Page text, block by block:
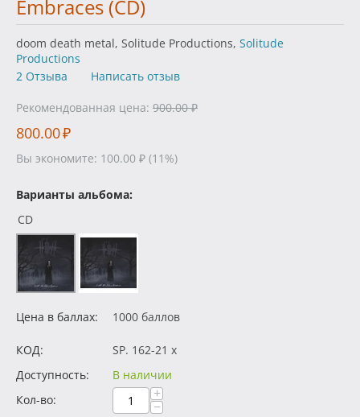
Embraces (CD)
doom death metal, Solitude Productions, Solitude
Productions
2 Отзыва
Написать отзыв
Рекомендованная цена: 900.00 ₽
800.00₽
Вы экономите: 100.00 ₽ (11 %)
Варианты альбома:
CD
Цена в баллах: 1000 баллов
КОД:
SP. 162-21 x
Доступность:
В наличии
Кол-во:
+
−